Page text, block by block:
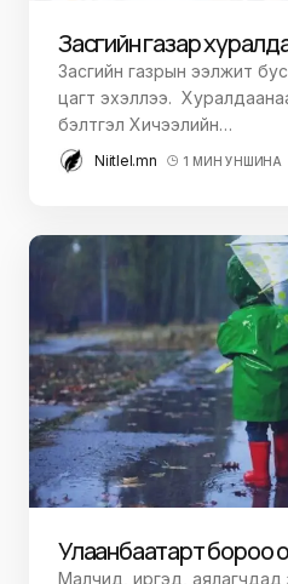
Засгийн газар
Засгийн газрын ээлжит бус
цагт эхэллээ.
бэлтгэл Хичээлийн…
Niitlel.mn 1 МИН УНШИНА
Улаанбаатарт бороо
Малчид, иргэд, аялагчдад